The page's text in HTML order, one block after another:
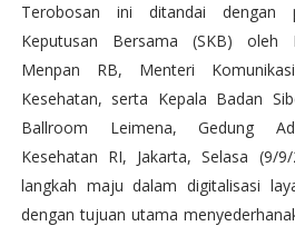
Terobosan ini ditandai dengan
Keputusan Bersama (SKB) oleh
Menpan RB, Menteri
Kesehatan, serta Kepala Badan
Ballroom Leimena, Gedung
Kesehatan RI, Jakarta, Selasa (9/
langkah maju dalam digitalisasi
dengan tujuan utama